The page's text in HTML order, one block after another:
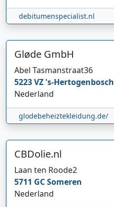
debitumenspecialist.nl
Gløde GmbH
Abel Tasmanstraat36
5223 VZ 's-Hertogenbosch
Nederland
glodebeheiztekleidung.de/
CBDolie.nl
Laan ten Roode2
5711 GCSomeren
Nederland